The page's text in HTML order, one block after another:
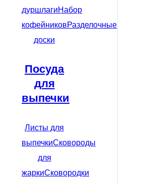
дуршлагиНабор
кофейниковРазделочные
доски
Посуда
для
выпечки
Листы для
выпечкиСковороды
для
жаркиСковородки